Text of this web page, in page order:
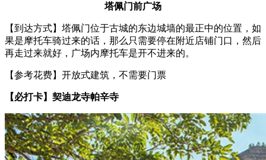
塔佩门前广场
【到达方式】塔佩门位于古城的东边城墙的最正中的位置，如
果是摩托车骑过来的话，那么只需要停在附近店铺门口，然后
再走过来就好，广场内摩托车是开不进来的。
【参考花费】开放式建筑，不需要门票
【必打卡】契迪龙寺帕辛寺